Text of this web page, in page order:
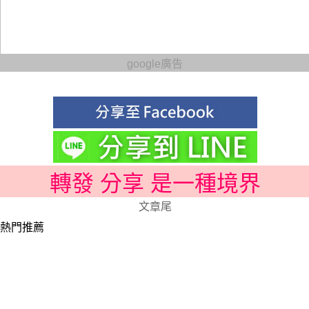
google廣告
轉發 分享 是一種境界
文章尾
熱門推薦